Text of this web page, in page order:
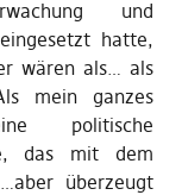
und
hatte,
wären als… als
mein ganzes
politische
das mit dem
überzeugt